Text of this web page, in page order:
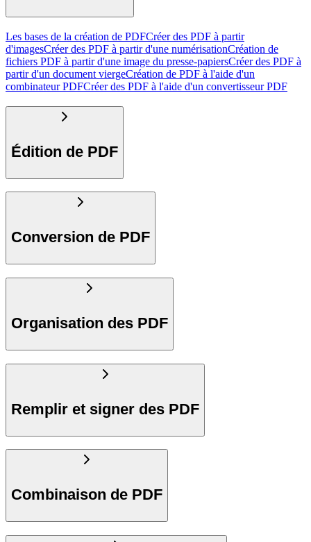
Les bases de la création de PDFCréer des PDF à partir
d'imagesCréer des PDF à partir d'une numérisationCréation de
fichiers PDF à partir d'une image du presse-papiersCréer des PDF à
partir d'un document viergeCréation de PDF à l'aide d'un
combinateur PDFCréer des PDF à l'aide d'un convertisseur PDF
Édition de PDF
Conversion de PDF
Organisation des PDF
Remplir et signer des PDF
Combinaison de PDF